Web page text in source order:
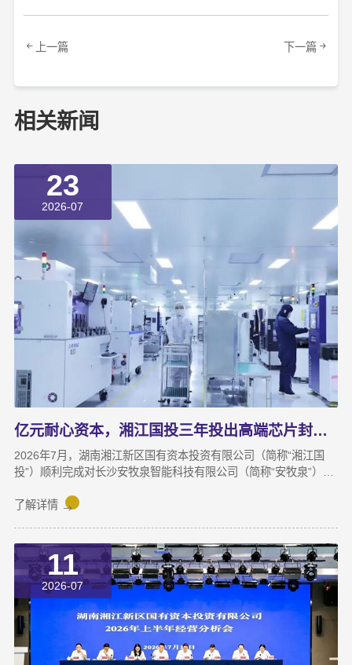
上一篇 下一篇
相关新闻
23
2026-07
亿元耐心资本，湘江国投三年投出高端芯片封测“尖子生”
2026年7月，湖南湘江新区国有资本投资有限公司（简称“湘江国
投”）顺利完成对长沙安牧泉智能科技有限公司（简称“安牧泉”）
本依托旗下自主管理的3支产业基金，累计对安牧泉投资已达1亿
茂第一次走进安牧泉老厂区尽调时，印象最深的不是气派，而是
“挤”。产线布局非常小，设备排列极度紧凑，办公空间十分局促，
王茂回忆说：“当时厂区硬件条件，已难以匹配企业业务扩张需求。
了解详情
11
2026-07